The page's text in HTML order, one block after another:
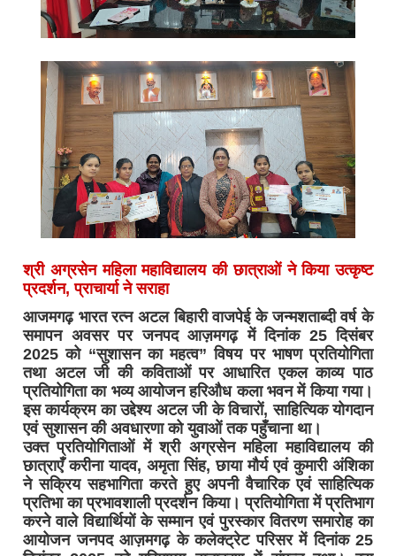
श्री अग्रसेन महिला महाविद्यालय की छात्राओं ने किया उत्कृष्ट
प्रदर्शन, प्राचार्या ने सराहा
आजमगढ़ भारत रत्न अटल बिहारी वाजपेई के जन्मशताब्दी वर्ष के
समापन अवसर पर जनपद आज़मगढ़ में दिनांक 25 दिसंबर
2025 को “सुशासन का महत्व” विषय पर भाषण प्रतियोगिता
तथा अटल जी की कविताओं पर आधारित एकल काव्य पाठ
प्रतियोगिता का भव्य आयोजन हरिऔध कला भवन में किया गया।
इस कार्यक्रम का उद्देश्य अटल जी के विचारों, साहित्यिक योगदान
एवं सुशासन की अवधारणा को युवाओं तक पहुँचाना था।
उक्त प्रतियोगिताओं में श्री अग्रसेन महिला महाविद्यालय की
छात्राएँ करीना यादव, अमृता सिंह, छाया मौर्य एवं कुमारी अंशिका
ने सक्रिय सहभागिता करते हुए अपनी वैचारिक एवं साहित्यिक
प्रतिभा का प्रभावशाली प्रदर्शन किया। प्रतियोगिता में प्रतिभाग
करने वाले विद्यार्थियों के सम्मान एवं पुरस्कार वितरण समारोह का
आयोजन जनपद आज़मगढ़ के कलेक्ट्रेट परिसर में दिनांक 25